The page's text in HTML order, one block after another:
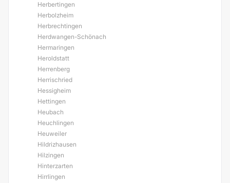
Herbertingen
Herbolzheim
Herbrechtingen
Herdwangen-Schönach
Hermaringen
Heroldstatt
Herrenberg
Herrischried
Hessigheim
Hettingen
Heubach
Heuchlingen
Heuweiler
Hildrizhausen
Hilzingen
Hinterzarten
Hirrlingen